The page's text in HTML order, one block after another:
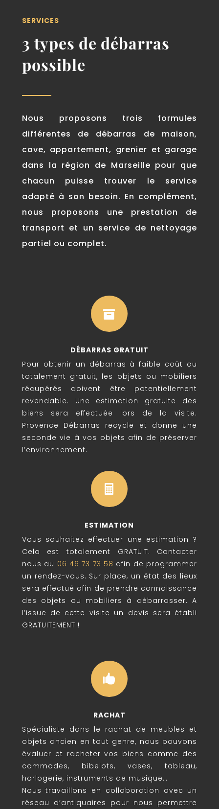
SERVICES
3 types de débarras
possible
Nous proposons trois formules
différentes de débarras de maison,
cave, appartement, grenier et garage
dans la région de Marseille pour que
chacun puisse trouver le service
adapté à son besoin. En complément,
nous proposons une prestation de
transport et un service de nettoyage
partiel ou complet.

DÉBARRAS GRATUIT
Pour obtenir un débarras à faible coût ou
totalement gratuit, les objets ou mobiliers
récupérés doivent être potentiellement
revendable. Une estimation gratuite des
biens sera effectuée lors de la visite.
Provence Débarras recycle et donne une
seconde vie à vos objets afin de préserver
l’environnement.

ESTIMATION
Vous souhaitez effectuer une estimation ?
Cela est totalement GRATUIT. Contacter
nous au 06 46 73 73 58 afin de programmer
un rendez-vous. Sur place, un état des lieux
sera effectué afin de prendre connaissance
des objets ou mobiliers à débarrasser. A
l’issue de cette visite un devis sera établi
GRATUITEMENT !

RACHAT
Spécialiste dans le rachat de meubles et
objets ancien en tout genre, nous pouvons
évaluer et racheter vos biens comme des
commodes, bibelots, vases, tableau,
horlogerie, instruments de musique…
Nous travaillons en collaboration avec un
réseau d’antiquaires pour nous permettre